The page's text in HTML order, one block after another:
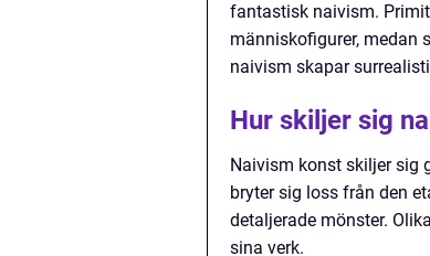
fantastisk naivism.
människofigurer, medan
naivism skapar
Hur skiljer sig
Naivism konst skiljer sig
bryter sig loss från den
detaljerade mönster.
sina verk.